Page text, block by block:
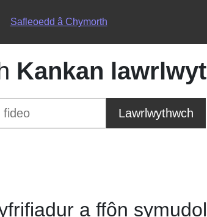
Safleoedd â Chymorth
Kankan
Lawrlwythwch
a ffôn